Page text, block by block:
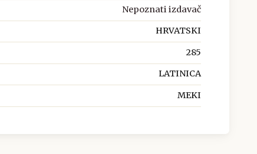
Nepoznati izdavač
HRVATSKI
285
LATINICA
MEKI